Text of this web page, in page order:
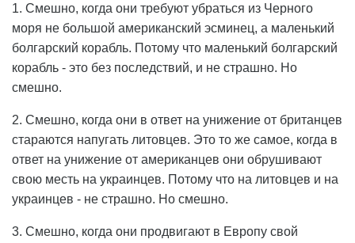
1. Смешно, когда они требуют убраться из Черного
моря не большой американский эсминец, а маленький
болгарский корабль. Потому что маленький болгарский
корабль - это без последствий, и не страшно. Но
смешно.
2. Смешно, когда они в ответ на унижение от британцев
стараются напугать литовцев. Это то же самое, когда в
ответ на унижение от американцев они обрушивают
свою месть на украинцев. Потому что на литовцев и на
украинцев - не страшно. Но смешно.
3. Смешно, когда они продвигают в Европу свой